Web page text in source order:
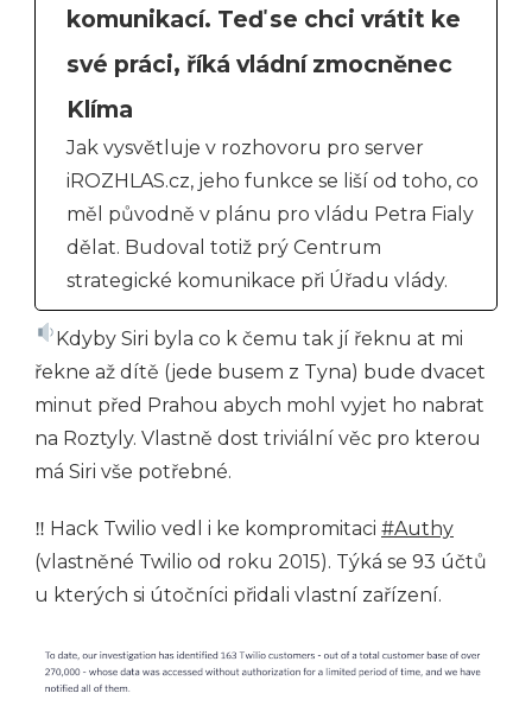
komunikací. Teď se chci vrátit ke
své práci, říká vládní zmocněnec
Klíma
Jak vysvětluje v rozhovoru pro server
iROZHLAS.cz, jeho funkce se liší od toho, co
měl původně v plánu pro vládu Petra Fialy
dělat. Budoval totiž prý Centrum
strategické komunikace při Úřadu vlády.
Kdyby Siri byla co k čemu tak jí řeknu at mi
řekne až dítě (jede busem z Tyna) bude dvacet
minut před Prahou abych mohl vyjet ho nabrat
na Roztyly. Vlastně dost triviální věc pro kterou
má Siri vše potřebné.
‼ Hack Twilio vedl i ke kompromitaci #Authy
(vlastněné Twilio od roku 2015). Týká se 93 účtů
u kterých si útočníci přidali vlastní zařízení.